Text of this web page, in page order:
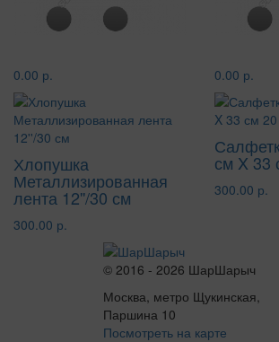
0.00 р. 0.00 р.
Хлопушка
Металлизированная
лента 12''/30 см
300.00 р.
см X 33
300.00 р.
© 2016 - 2026 ШарШарыч
Москва, метро Щукинская,
Паршина 10
Посмотреть на карте